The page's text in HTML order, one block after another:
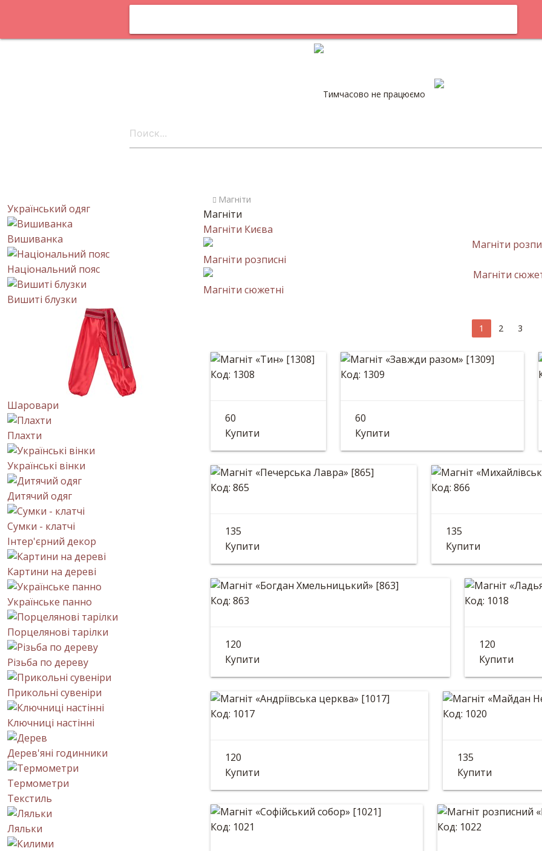
Оплата
Тимчасово не працюємо
Український одяг
Вишиванка
Національний пояс
Вишиті блузки
Шаровари
Плахти
Українські вінки
Дитячий одяг
Сумки - клатчі
Інтер'єрний декор
Картини на дереві
Українське панно
Порцелянові тарілки
Різьба по дереву
Прикольні сувеніри
Ключниці настінні
Дерев'яні годинники
Термометри
Текстиль
Ляльки
Магніти
Магніти
Магніти Києва
Магніти розписні
Магніти сюжетні
1 2 3
Код: 1308
Розмір: 9*11см
60
Купити
Код: 1309
Розмір: 12*12см
60
Купити
Код: 865
Розмір: 8*8см
135
Купити
Код: 866
Розмір: 8*8см
135
Купити
Код: 863
Діаметр: 82 мм
120
Купити
Код: 1018
Діаметр: 82
120
Купити
Код: 1017
Діаметр: 82 мм
120
Купити
Код: 1020
Розмір: 9*6см
135
Купити
Код: 1021 Код: 1022